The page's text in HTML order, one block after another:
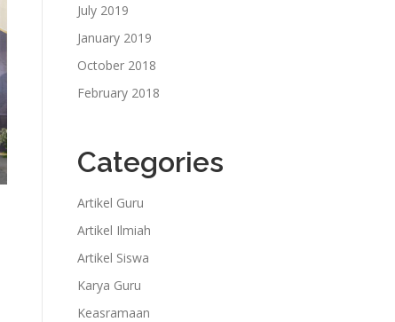
July 2019
January 2019
October 2018
February 2018
Categories
Artikel Guru
Artikel Ilmiah
Artikel Siswa
Karya Guru
Keasramaan